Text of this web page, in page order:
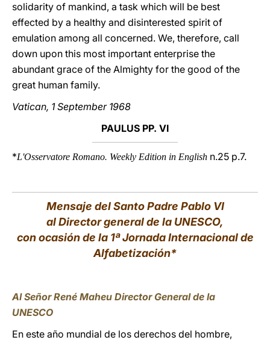
solidarity of mankind, a task which will be best
effected by a healthy and disinterested spirit of
emulation among all concerned. We, therefore, call
down upon this most important enterprise the
abundant grace of the Almighty for the good of the
great human family.
Vatican, 1 September 1968
PAULUS PP. VI
*L'Osservatore Romano. Weekly Edition in English n.25 p.7.
Mensaje del Santo Padre Pablo VI
al Director general de la UNESCO,
con ocasión de la 1ª Jornada Internacional de
Alfabetización*
Al Señor René Maheu Director General de la
UNESCO
En este año mundial de los derechos del hombre,